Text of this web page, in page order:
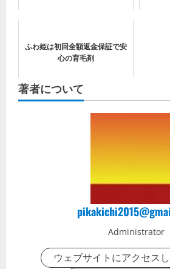
ふわ姫は初回全額返金保証で安
心の育毛剤
著者について
Administrator
ウェブサイトにアクセス